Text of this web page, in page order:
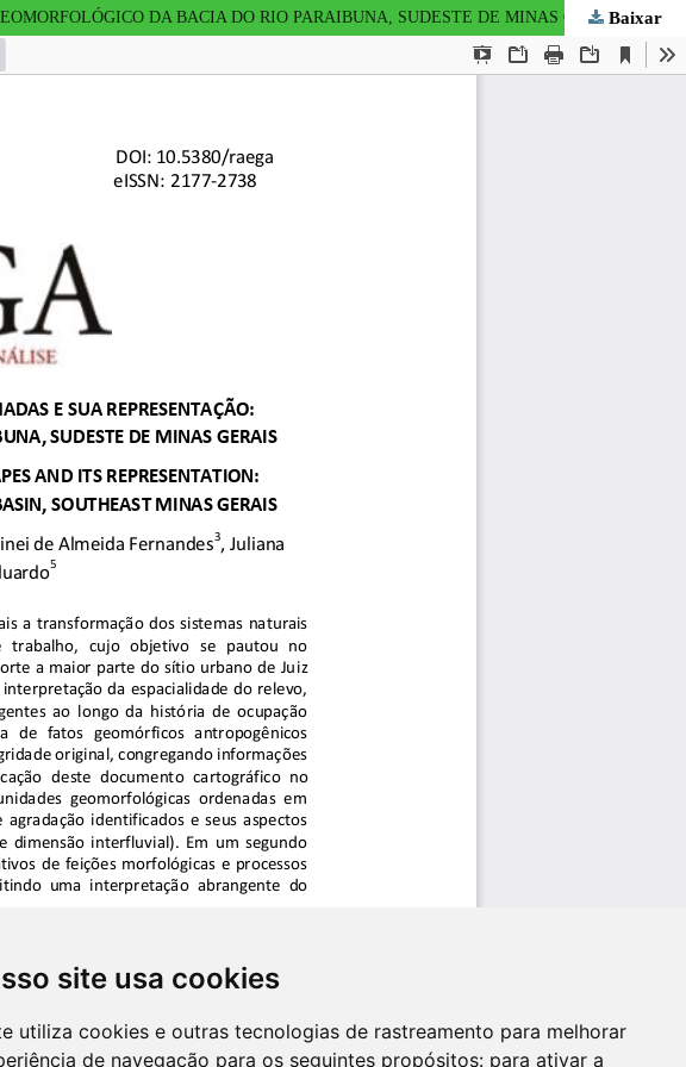
site usa cookies
utiliza cookies e outras tecnologias de rastreamento para melhorar
de navegação para os seguintes propósitos: para ativar a
DA BACIA DO RIO PARAIBUNA, SUDESTE DE MINAS GERAISBaixar